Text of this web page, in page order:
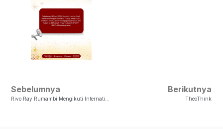
Sebelumnya Berikutnya
TheoThink